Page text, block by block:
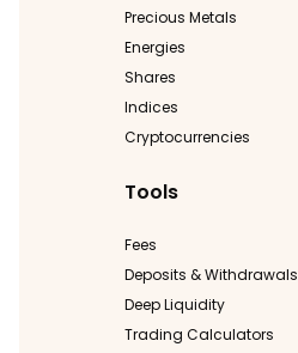
Precious Metals
Energies
Shares
Indices
Cryptocurrencies
Tools
Fees
Deposits & Withdrawals
Deep Liquidity
Trading Calculators